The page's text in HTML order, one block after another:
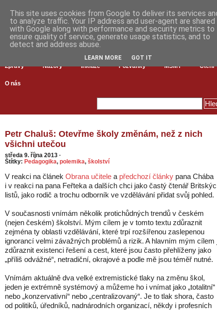
Zprávy Názory Inkluze Pozvánky MŠMT Čtení
O nás
Petr Chaluš: Otevřme školy změnám, než z nich
všichni utečou
středa 9. října 2013 ·
Štítky: Pedagogika, polemika, školství
V reakci na článek Obrana učitele a předchozí články pana Chába
i v reakci na pana Feřteka a dalších chci jako častý čtenář
listů, jako rodič a trochu odborník ve vzdělávání přidat svůj pohled.
V současnosti vnímám několik protichůdných trendů v českém
(nejen českém) školství. Mým cílem je v tomto textu zdůraznit
zejména ty oblasti vzdělávání, které trpí rozšířenou zaslepenou
ignorancí velmi závažných problémů a rizik. A hlavním mým cílem
zdůraznit existenci řešení a cest, které jsou často přehlíženy jako
„příliš odvážné“, netradiční, okrajové a podle mě jsou téměř nutné.
Vnímám aktuálně dva velké extremistické tlaky na změnu škol,
jeden je extrémně systémový a můžeme ho i vnímat jako „totalitní“
nebo „konzervativní“ nebo „centralizovaný“. Je to tlak shora, často
od politiků, úředníků, nadnárodních organizací, někdy i profesních
This site uses cookies from Google to deliver its services
to analyze traffic. Your IP address and user-agent are shared
with Google along with performance and security metrics to
ensure quality of service, generate usage statistics, and to
detect and address abuse.
LEARN MORE GOT IT